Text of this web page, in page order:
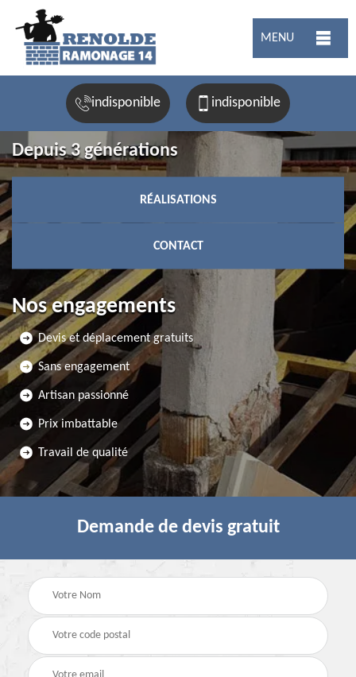
MENU
indisponible indisponible
Depuis 3 générations
RÉALISATIONS
CONTACT
Nos engagements
Devis et déplacement gratuits
Sans engagement
Artisan passionné
Prix imbattable
Travail de qualité
Demande de devis gratuit